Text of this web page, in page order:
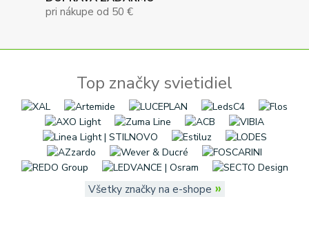
pri nákupe od 50 €
Top značky svietidiel
Všetky značky na e-shope »